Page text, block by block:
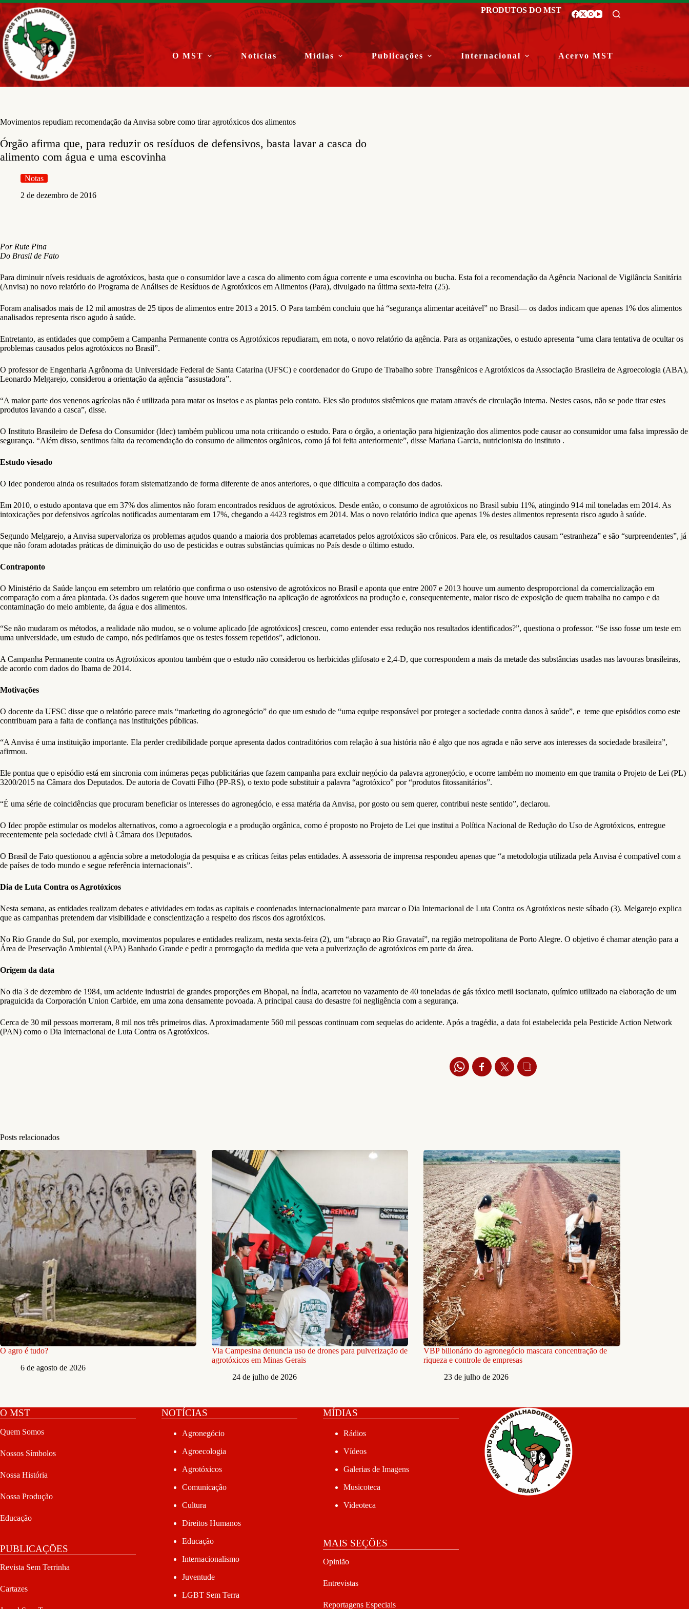
Pular
para
o
conteúdo
PRODUTOS DO MST
O MST Notícias Mídias Publicações Internacional Acervo MST
Movimentos repudiam recomendação da Anvisa sobre como tirar agrotóxicos dos alimentos
Órgão afirma que, para reduzir os resíduos de defensivos, basta lavar a casca do
alimento com água e uma escovinha
Notas
2 de dezembro de 2016
Por Rute Pina
Do Brasil de Fato
Para diminuir níveis residuais de agrotóxicos, basta que o consumidor lave a casca do alimento com água corrente e uma escovinha ou bucha. Esta foi a recomendação da Agência Nacional de Vigilância Sanitária
(Anvisa) no novo relatório do Programa de Análises de Resíduos de Agrotóxicos em Alimentos (Para), divulgado na última sexta-feira (25).
Foram analisados mais de 12 mil amostras de 25 tipos de alimentos entre 2013 a 2015. O Para também concluiu que há “segurança alimentar aceitável” no Brasil— os dados indicam que apenas 1% dos alimentos
analisados representa risco agudo à saúde.
Entretanto, as entidades que compõem a Campanha Permanente contra os Agrotóxicos repudiaram, em nota, o novo relatório da agência. Para as organizações, o estudo apresenta “uma clara tentativa de ocultar os
problemas causados pelos agrotóxicos no Brasil”.
O professor de Engenharia Agrônoma da Universidade Federal de Santa Catarina (UFSC) e coordenador do Grupo de Trabalho sobre Transgênicos e Agrotóxicos da Associação Brasileira de Agroecologia (ABA),
Leonardo Melgarejo, considerou a orientação da agência “assustadora”.
“A maior parte dos venenos agrícolas não é utilizada para matar os insetos e as plantas pelo contato. Eles são produtos sistêmicos que matam através de circulação interna. Nestes casos, não se pode tirar estes
produtos lavando a casca”, disse.
O Instituto Brasileiro de Defesa do Consumidor (Idec) também publicou uma nota criticando o estudo. Para o órgão, a orientação para higienização dos alimentos pode causar ao consumidor uma falsa impressão de
segurança. “Além disso, sentimos falta da recomendação do consumo de alimentos orgânicos, como já foi feita anteriormente”, disse Mariana Garcia, nutricionista do instituto .
Estudo viesado
O Idec ponderou ainda os resultados foram sistematizando de forma diferente de anos anteriores, o que dificulta a comparação dos dados.
Em 2010, o estudo apontava que em 37% dos alimentos não foram encontrados resíduos de agrotóxicos. Desde então, o consumo de agrotóxicos no Brasil subiu 11%, atingindo 914 mil toneladas em 2014. As
intoxicações por defensivos agrícolas notificadas aumentaram em 17%, chegando a 4423 registros em 2014. Mas o novo relatório indica que apenas 1% destes alimentos representa risco agudo à saúde.
Segundo Melgarejo, a Anvisa supervaloriza os problemas agudos quando a maioria dos problemas acarretados pelos agrotóxicos são crônicos. Para ele, os resultados causam “estranheza” e são “surpreendentes”, já
que não foram adotadas práticas de diminuição do uso de pesticidas e outras substâncias químicas no País desde o último estudo.
Contraponto
O Ministério da Saúde lançou em setembro um relatório que confirma o uso ostensivo de agrotóxicos no Brasil e aponta que entre 2007 e 2013 houve um aumento desproporcional da comercialização em
comparação com a área plantada. Os dados sugerem que houve uma intensificação na aplicação de agrotóxicos na produção e, consequentemente, maior risco de exposição de quem trabalha no campo e da
contaminação do meio ambiente, da água e dos alimentos.
“Se não mudaram os métodos, a realidade não mudou, se o volume aplicado [de agrotóxicos] cresceu, como entender essa redução nos resultados identificados?”, questiona o professor. “Se isso fosse um teste em
uma universidade, um estudo de campo, nós pediríamos que os testes fossem repetidos”, adicionou.
A Campanha Permanente contra os Agrotóxicos apontou também que o estudo não considerou os herbicidas glifosato e 2,4-D, que correspondem a mais da metade das substâncias usadas nas lavouras brasileiras,
de acordo com dados do Ibama de 2014.
Motivações
O docente da UFSC disse que o relatório parece mais “marketing do agronegócio” do que um estudo de “uma equipe responsável por proteger a sociedade contra danos à saúde”, e teme que episódios como este
contribuam para a falta de confiança nas instituições públicas.
“A Anvisa é uma instituição importante. Ela perder credibilidade porque apresenta dados contraditórios com relação à sua história não é algo que nos agrada e não serve aos interesses da sociedade brasileira”,
afirmou.
Ele pontua que o episódio está em sincronia com inúmeras peças publicitárias que fazem campanha para excluir negócio da palavra agronegócio, e ocorre também no momento em que tramita o Projeto de Lei (PL)
3200/2015 na Câmara dos Deputados. De autoria de Covatti Filho (PP-RS), o texto pode substituir a palavra “agrotóxico” por “produtos fitossanitários”.
“É uma série de coincidências que procuram beneficiar os interesses do agronegócio, e essa matéria da Anvisa, por gosto ou sem querer, contribui neste sentido”, declarou.
O Idec propõe estimular os modelos alternativos, como a agroecologia e a produção orgânica, como é proposto no Projeto de Lei que institui a Política Nacional de Redução do Uso de Agrotóxicos, entregue
recentemente pela sociedade civil à Câmara dos Deputados.
O Brasil de Fato questionou a agência sobre a metodologia da pesquisa e as críticas feitas pelas entidades. A assessoria de imprensa respondeu apenas que “a metodologia utilizada pela Anvisa é compatível com a
de países de todo mundo e segue referência internacionais”.
Dia de Luta Contra os Agrotóxicos
Nesta semana, as entidades realizam debates e atividades em todas as capitais e coordenadas internacionalmente para marcar o Dia Internacional de Luta Contra os Agrotóxicos neste sábado (3). Melgarejo explica
que as campanhas pretendem dar visibilidade e conscientização a respeito dos riscos dos agrotóxicos.
No Rio Grande do Sul, por exemplo, movimentos populares e entidades realizam, nesta sexta-feira (2), um “abraço ao Rio Gravataí”, na região metropolitana de Porto Alegre. O objetivo é chamar atenção para a
Área de Preservação Ambiental (APA) Banhado Grande e pedir a prorrogação da medida que veta a pulverização de agrotóxicos em parte da área.
Origem da data
No dia 3 de dezembro de 1984, um acidente industrial de grandes proporções em Bhopal, na Índia, acarretou no vazamento de 40 toneladas de gás tóxico metil isocianato, químico utilizado na elaboração de um
praguicida da Corporación Union Carbide, em uma zona densamente povoada. A principal causa do desastre foi negligência com a segurança.
Cerca de 30 mil pessoas morreram, 8 mil nos três primeiros dias. Aproximadamente 560 mil pessoas continuam com sequelas do acidente. Após a tragédia, a data foi estabelecida pela Pesticide Action Network
(PAN) como o Dia Internacional de Luta Contra os Agrotóxicos.
Posts relacionados
O agro é tudo?
6 de agosto de 2026
Via Campesina denuncia uso de drones para pulverização de
agrotóxicos em Minas Gerais
24 de julho de 2026
VBP bilionário do agronegócio mascara concentração de
riqueza e controle de empresas
23 de julho de 2026
O MST
Quem Somos
Nossos Símbolos
Nossa História
Nossa Produção
Educação
PUBLICAÇÕES
Revista Sem Terrinha
Cartazes
NOTÍCIAS
Agronegócio
Agroecologia
Agrotóxicos
Comunicação
Cultura
Direitos Humanos
Educação
Internacionalismo
Juventude
LGBT Sem Terra
MÍDIAS
Rádios
Vídeos
Galerias de Imagens
Musicoteca
Videoteca
MAIS SEÇÕES
Opinião
Entrevistas
Reportagens Especiais